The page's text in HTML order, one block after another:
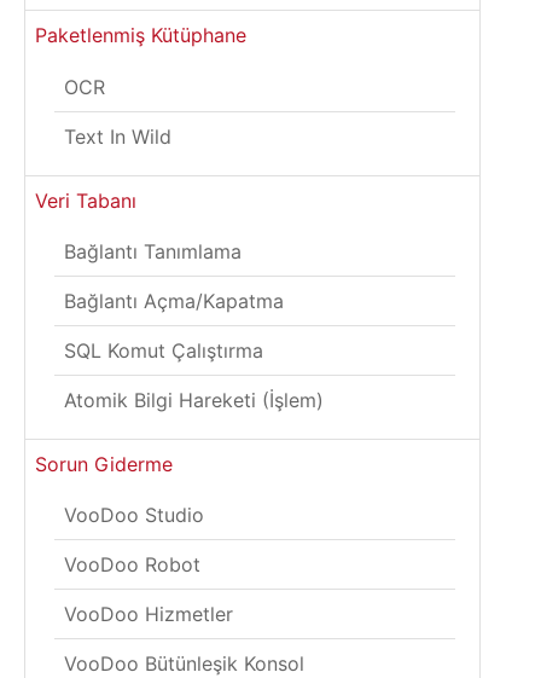
Paketlenmiş Kütüphane
OCR
Text In Wild
Veri Tabanı
Bağlantı Tanımlama
Bağlantı Açma/Kapatma
SQL Komut Çalıştırma
Atomik Bilgi Hareketi (İşlem)
Sorun Giderme
VooDoo Studio
VooDoo Robot
VooDoo Hizmetler
VooDoo Bütünleşik Konsol